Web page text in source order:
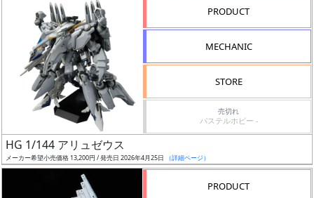
PRODUCT
MECHANIC
STORE
売切れ
パステルホビー -
HG 1/144 アリュゼウス
メーカー希望小売価格 13,200円 / 発売日 2026年4月25日 （詳細ページ）
PRODUCT